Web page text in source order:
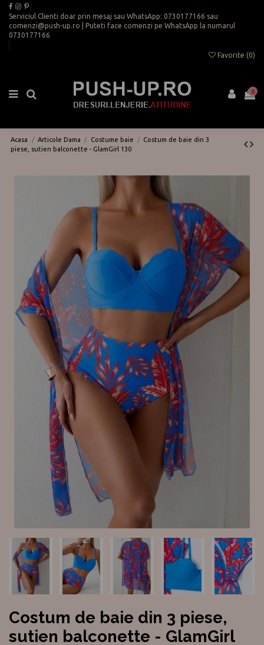
Serviciul Clienti doar prin mesaj sau WhatsApp: 0730177166 sau
comenzi@push-up.ro | Puteti face comenzi pe WhatsApp la numarul
0730177166
Favorite (0)
0
Acasa Articole Dama Costume baie
Costum de baie din 3
piese, sutien balconette - GlamGirl 130
Costum de baie din 3 piese,
sutien balconette - GlamGirl